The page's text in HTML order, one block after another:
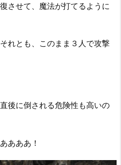
させて、魔法が打てるように
れとも、このまま３人で攻撃
後に倒される危険性も高いの
あああ！